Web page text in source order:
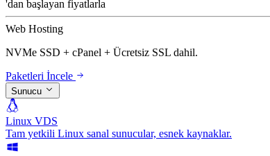
'dan başlayan fiyatlarla
Web Hosting
NVMe SSD + cPanel + Ücretsiz SSL dahil.
Paketleri İncele
Sunucu
Linux VDS
Tam yetkili Linux sanal sunucular, esnek kaynaklar.